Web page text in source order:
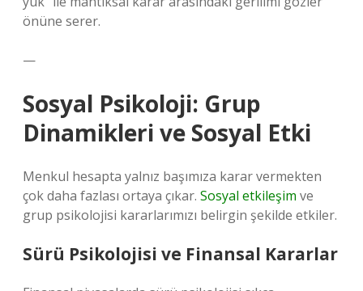
önüne serer.
—
Sosyal Psikoloji: Grup
Dinamikleri ve Sosyal Etki
Menkul hesapta yalnız başımıza karar vermekten
çok daha fazlası ortaya çıkar. Sosyal etkileşim ve
grup psikolojisi kararlarımızı belirgin şekilde etkiler.
Sürü Psikolojisi ve Finansal Kararlar